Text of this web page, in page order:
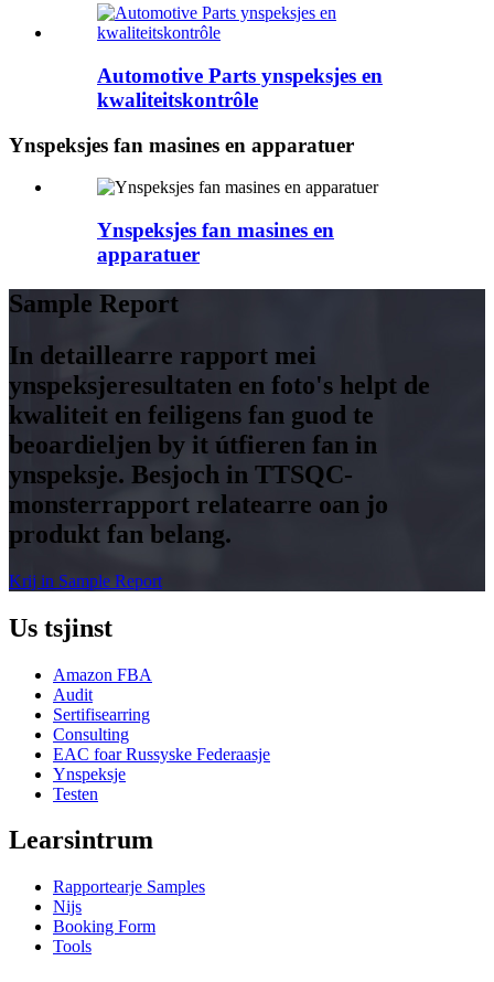
Automotive Parts ynspeksjes en
kwaliteitskontrôle
Ynspeksjes fan masines en apparatuer
Ynspeksjes fan masines en
apparatuer
Sample Report
In detaillearre rapport mei
ynspeksjeresultaten en foto's helpt de
kwaliteit en feiligens fan guod te
beoardieljen by it útfieren fan in
ynspeksje. Besjoch in TTSQC-
monsterrapport relatearre oan jo
produkt fan belang.
Krij in Sample Report
Us tsjinst
Amazon FBA
Audit
Sertifisearring
Consulting
EAC foar Russyske Federaasje
Ynspeksje
Testen
Learsintrum
Rapportearje Samples
Nijs
Booking Form
Tools